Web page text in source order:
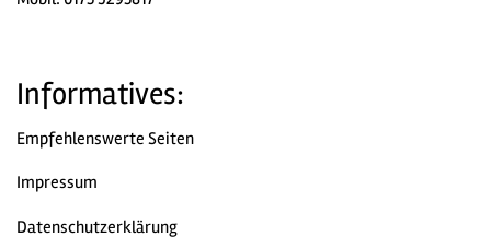
Informatives:
Empfehlenswerte Seiten
Impressum
Datenschutzerklärung